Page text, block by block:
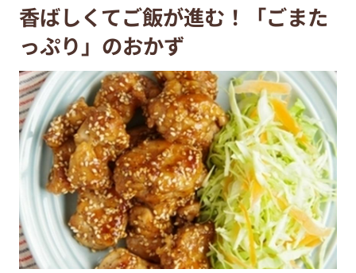
香ばしくてご飯が進む！「ごまた
っぷり」のおかず